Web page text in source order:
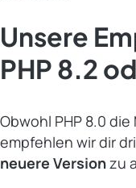
Unsere
PHP 8.2
Obwohl PHP 8.0
empfehlen wir dir
neuere Versionzu